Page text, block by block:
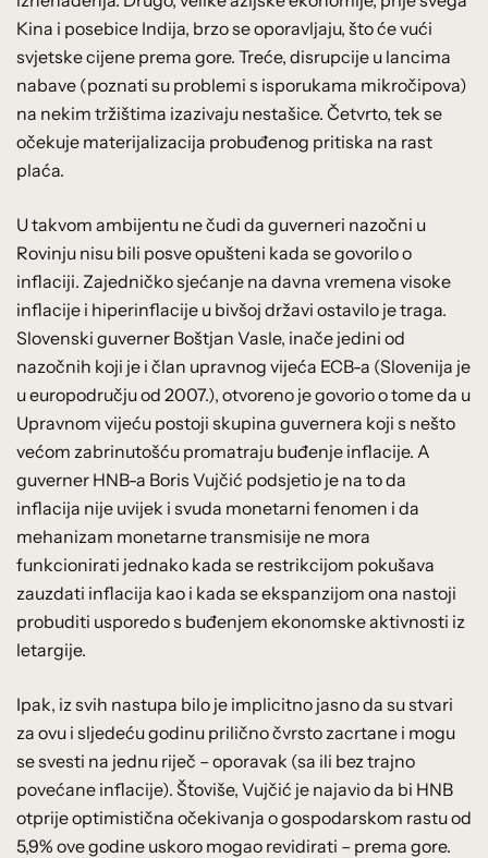
Kina i posebice Indija, brzo se oporavljaju, što će vući
svjetske cijene prema gore. Treće, disrupcije u lancima
nabave (poznati su problemi s isporukama mikročipova)
na nekim tržištima izazivaju nestašice. Četvrto, tek se
očekuje materijalizacija probuđenog pritiska na rast
plaća.
U takvom ambijentu ne čudi da guverneri nazočni u
Rovinju nisu bili posve opušteni kada se govorilo o
inflaciji. Zajedničko sjećanje na davna vremena visoke
inflacije i hiperinflacije u bivšoj državi ostavilo je traga.
Slovenski guverner Boštjan Vasle, inače jedini od
nazočnih koji je i član upravnog vijeća ECB-a (Slovenija je
u europodručju od 2007.), otvoreno je govorio o tome da u
Upravnom vijeću postoji skupina guvernera koji s nešto
većom zabrinutošću promatraju buđenje inflacije. A
guverner HNB-a Boris Vujčić podsjetio je na to da
inflacija nije uvijek i svuda monetarni fenomen i da
mehanizam monetarne transmisije ne mora
funkcionirati jednako kada se restrikcijom pokušava
zauzdati inflacija kao i kada se ekspanzijom ona nastoji
probuditi usporedo s buđenjem ekonomske aktivnosti iz
letargije.
Ipak, iz svih nastupa bilo je implicitno jasno da su stvari
za ovu i sljedeću godinu prilično čvrsto zacrtane i mogu
se svesti na jednu riječ – oporavak (sa ili bez trajno
povećane inflacije). Štoviše, Vujčić je najavio da bi HNB
otprije optimistična očekivanja o gospodarskom rastu od
5,9% ove godine uskoro mogao revidirati – prema gore.